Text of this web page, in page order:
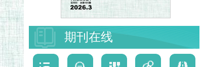
期刊在线